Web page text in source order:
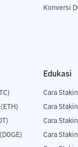
Konversi
Edukasi
Cara
Cara
Cara
Cara